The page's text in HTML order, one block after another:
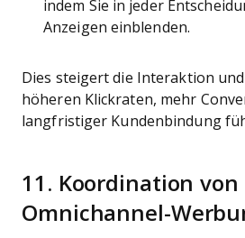
indem Sie in jeder
Anzeigen einblenden.
Dies steigert die Interaktion und
höheren Klickraten, mehr
langfristiger Kundenbindung
11. Koordination von
Omnichannel-